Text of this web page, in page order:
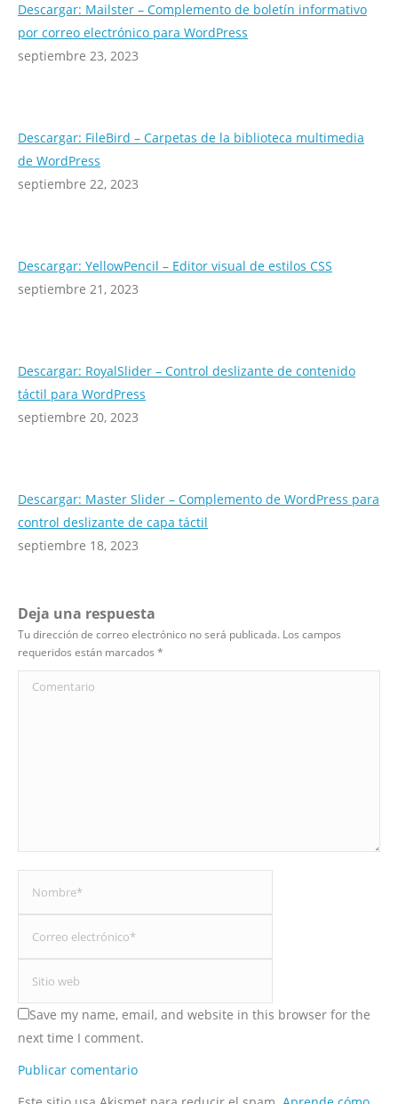
Descargar: Mailster – Complemento de boletín informativo
por correo electrónico para WordPress
septiembre 23, 2023
Descargar: FileBird – Carpetas de la biblioteca multimedia
de WordPress
septiembre 22, 2023
Descargar: YellowPencil – Editor visual de estilos CSS
septiembre 21, 2023
Descargar: RoyalSlider – Control deslizante de contenido
táctil para WordPress
septiembre 20, 2023
Descargar: Master Slider – Complemento de WordPress para
control deslizante de capa táctil
septiembre 18, 2023
Deja una respuesta
Tu dirección de correo electrónico no será publicada. Los campos
requeridos están marcados *
Comentario
Save my name, email, and website in this browser for the
next time I comment.
Publicar comentario